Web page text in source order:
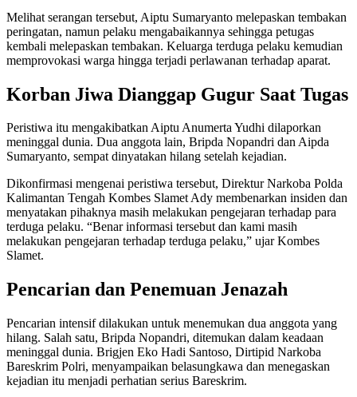
Melihat serangan tersebut, Aiptu Sumaryanto melepaskan tembakan
peringatan, namun pelaku mengabaikannya sehingga petugas
kembali melepaskan tembakan. Keluarga terduga pelaku kemudian
memprovokasi warga hingga terjadi perlawanan terhadap aparat.
Korban Jiwa Dianggap Gugur Saat Tugas
Peristiwa itu mengakibatkan Aiptu Anumerta Yudhi dilaporkan
meninggal dunia. Dua anggota lain, Bripda Nopandri dan Aipda
Sumaryanto, sempat dinyatakan hilang setelah kejadian.
Dikonfirmasi mengenai peristiwa tersebut, Direktur Narkoba Polda
Kalimantan Tengah Kombes Slamet Ady membenarkan insiden dan
menyatakan pihaknya masih melakukan pengejaran terhadap para
terduga pelaku. “Benar informasi tersebut dan kami masih
melakukan pengejaran terhadap terduga pelaku,” ujar Kombes
Slamet.
Pencarian dan Penemuan Jenazah
Pencarian intensif dilakukan untuk menemukan dua anggota yang
hilang. Salah satu, Bripda Nopandri, ditemukan dalam keadaan
meninggal dunia. Brigjen Eko Hadi Santoso, Dirtipid Narkoba
Bareskrim Polri, menyampaikan belasungkawa dan menegaskan
kejadian itu menjadi perhatian serius Bareskrim.